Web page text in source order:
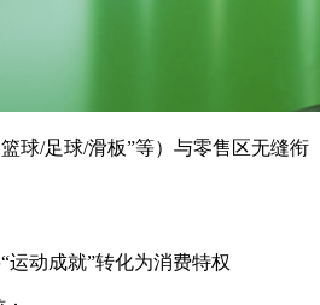
球/足球/滑板”等）与零售区无缝衔
运动成就”转化为消费特权